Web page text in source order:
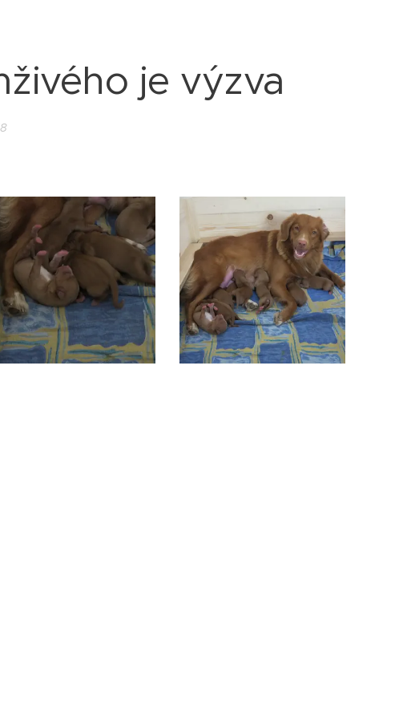
je výzva